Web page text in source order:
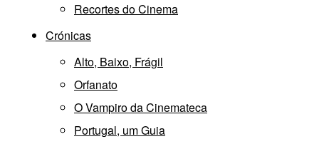
Recortes do Cinema
Crónicas
Alto, Baixo, Frágil
Orfanato
O Vampiro da Cinemateca
Portugal, um Guia